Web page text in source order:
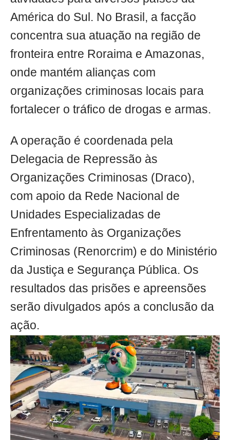
América do Sul. No Brasil, a facção
concentra sua atuação na região de
fronteira entre Roraima e Amazonas,
onde mantém alianças com
organizações criminosas locais para
fortalecer o tráfico de drogas e armas.
A operação é coordenada pela
Delegacia de Repressão às
Organizações Criminosas (Draco),
com apoio da Rede Nacional de
Unidades Especializadas de
Enfrentamento às Organizações
Criminosas (Renorcrim) e do Ministério
da Justiça e Segurança Pública. Os
resultados das prisões e apreensões
serão divulgados após a conclusão da
ação.